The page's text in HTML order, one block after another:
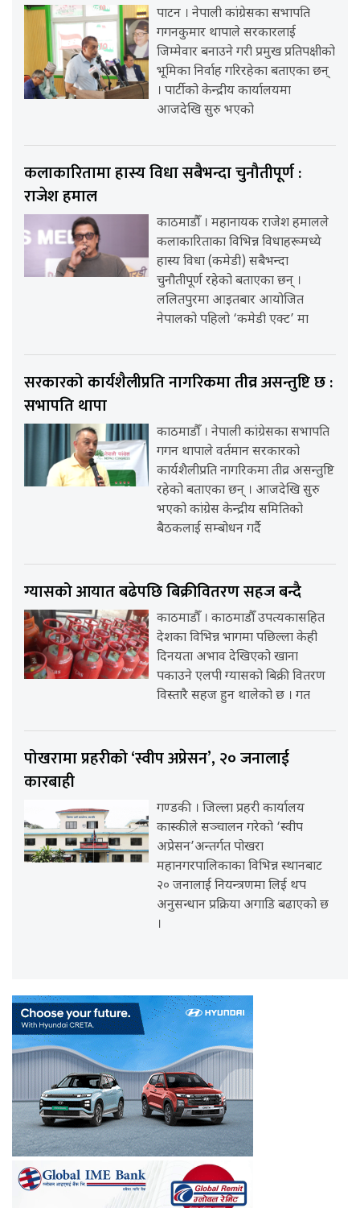
पाटन । नेपाली कांग्रेसका सभापति
गगनकुमार थापाले सरकारलाई
जिम्मेवार बनाउने गरी प्रमुख प्रतिपक्षीको
भूमिका निर्वाह गरिरहेका बताएका छन्
। पार्टीको केन्द्रीय कार्यालयमा
आजदेखि सुरु भएको
कलाकारितामा हास्य विधा सबैभन्दा चुनौतीपूर्ण :
राजेश हमाल
काठमाडौँ । महानायक राजेश हमालले
कलाकारिताका विभिन्न विधाहरूमध्ये
हास्य विधा (कमेडी) सबैभन्दा
चुनौतीपूर्ण रहेको बताएका छन् ।
ललितपुरमा आइतबार आयोजित
नेपालको पहिलो ‘कमेडी एक्ट’ मा
सरकारको कार्यशैलीप्रति नागरिकमा तीव्र असन्तुष्टि छ :
सभापति थापा
काठमाडौँ । नेपाली कांग्रेसका सभापति
गगन थापाले वर्तमान सरकारको
कार्यशैलीप्रति नागरिकमा तीव्र असन्तुष्टि
रहेको बताएका छन् । आजदेखि सुरु
भएको कांग्रेस केन्द्रीय समितिको
बैठकलाई सम्बोधन गर्दै
ग्यासको आयात बढेपछि बिक्रीवितरण सहज बन्दै
काठमाडौँ । काठमाडौँ उपत्यकासहित
देशका विभिन्न भागमा पछिल्ला केही
दिनयता अभाव देखिएको खाना
पकाउने एलपी ग्यासको बिक्री वितरण
विस्तारै सहज हुन थालेको छ । गत
पोखरामा प्रहरीको ‘स्वीप अप्रेसन’, २० जनालाई
कारबाही
गण्डकी । जिल्ला प्रहरी कार्यालय
कास्कीले सञ्चालन गरेको ‘स्वीप
अप्रेसन’अन्तर्गत पोखरा
महानगरपालिकाका विभिन्न स्थानबाट
२० जनालाई नियन्त्रणमा लिई थप
अनुसन्धान प्रक्रिया अगाडि बढाएको छ
।